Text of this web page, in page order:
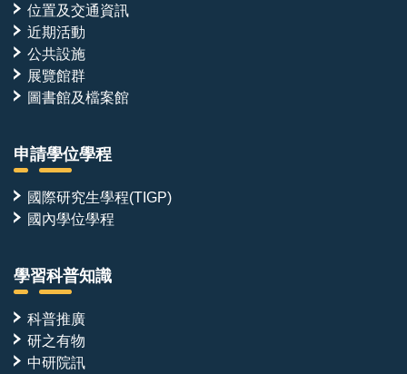
位置及交通資訊
近期活動
公共設施
展覽館群
圖書館及檔案館
申請學位學程
國際研究生學程(TIGP)
國內學位學程
學習科普知識
科普推廣
研之有物
中研院訊